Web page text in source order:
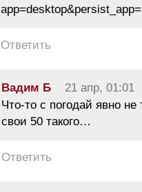
Ответить
Вадим Б 21 апр, 01:01
Что-то с погодай явно
свои 50 такого…
Ответить